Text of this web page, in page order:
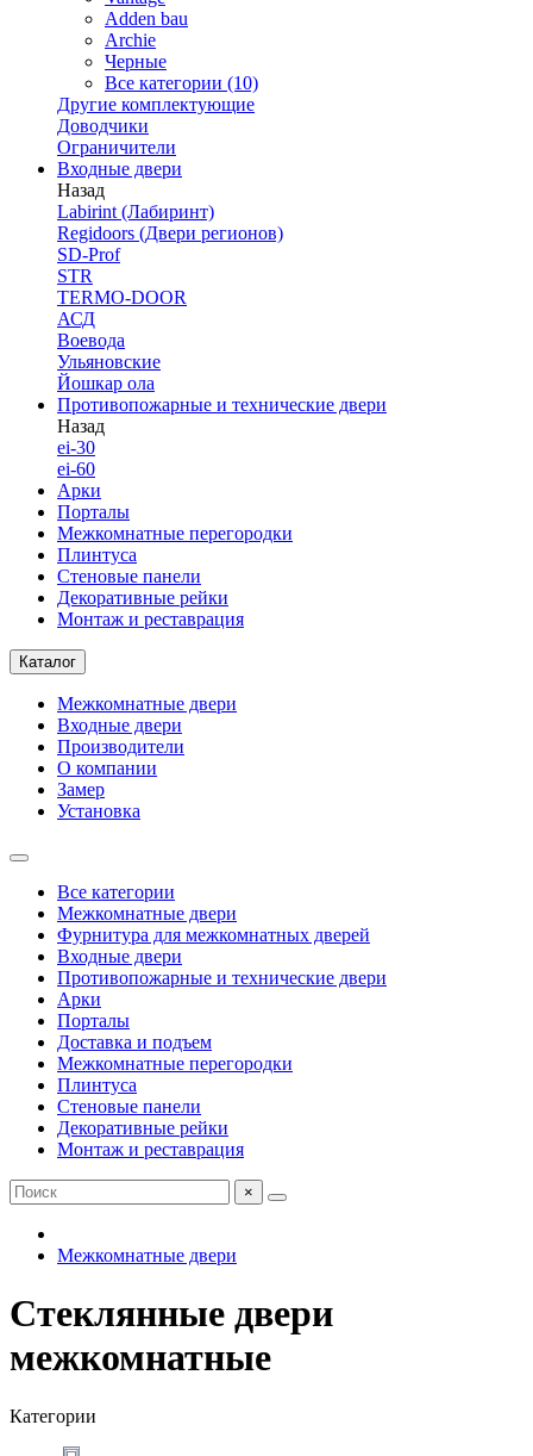
Adden bau
Archie
Черные
Все категории (10)
Другие комплектующие
Доводчики
Ограничители
Входные двери
Назад
Labirint (Лабиринт)
Regidoors (Двери регионов)
SD-Prof
STR
TERMO-DOOR
АСД
Воевода
Ульяновские
Йошкар ола
Противопожарные и технические двери
Назад
ei-30
ei-60
Арки
Порталы
Межкомнатные перегородки
Плинтуса
Стеновые панели
Декоративные рейки
Монтаж и реставрация
Каталог
Межкомнатные двери
Входные двери
Производители
О компании
Замер
Установка
Все категории
Межкомнатные двери
Фурнитура для межкомнатных дверей
Входные двери
Противопожарные и технические двери
Арки
Порталы
Доставка и подъем
Межкомнатные перегородки
Плинтуса
Стеновые панели
Декоративные рейки
Монтаж и реставрация
×
Межкомнатные двери
Стеклянные двери
межкомнатные
Категории